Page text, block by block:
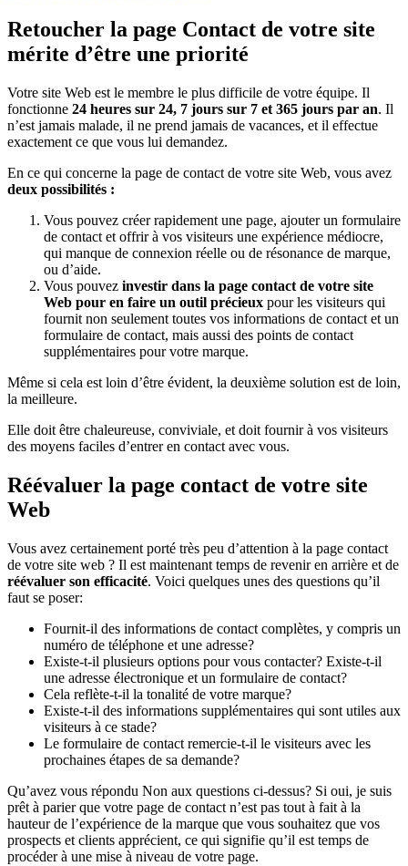
Retoucher la page Contact de votre site
mérite d’être une priorité
Votre site Web est le membre le plus difficile de votre équipe. Il
fonctionne 24 heures sur 24, 7 jours sur 7 et 365 jours par an. Il
n’est jamais malade, il ne prend jamais de vacances, et il effectue
exactement ce que vous lui demandez.
En ce qui concerne la page de contact de votre site Web, vous avez
deux possibilités :
Vous pouvez créer rapidement une page, ajouter un formulaire
de contact et offrir à vos visiteurs une expérience médiocre,
qui manque de connexion réelle ou de résonance de marque,
ou d’aide.
Vous pouvez investir dans la page contact de votre site
Web pour en faire un outil précieux pour les visiteurs qui
fournit non seulement toutes vos informations de contact et un
formulaire de contact, mais aussi des points de contact
supplémentaires pour votre marque.
Même si cela est loin d’être évident, la deuxième solution est de loin,
la meilleure.
Elle doit être chaleureuse, conviviale, et doit fournir à vos visiteurs
des moyens faciles d’entrer en contact avec vous.
Réévaluer la page contact de votre site
Web
Vous avez certainement porté très peu d’attention à la page contact
de votre site web ? Il est maintenant temps de revenir en arrière et de
réévaluer son efficacité. Voici quelques unes des questions qu’il
faut se poser:
Fournit-il des informations de contact complètes, y compris un
numéro de téléphone et une adresse?
Existe-t-il plusieurs options pour vous contacter? Existe-t-il
une adresse électronique et un formulaire de contact?
Cela reflète-t-il la tonalité de votre marque?
Existe-t-il des informations supplémentaires qui sont utiles aux
visiteurs à ce stade?
Le formulaire de contact remercie-t-il le visiteurs avec les
prochaines étapes de sa demande?
Qu’avez vous répondu Non aux questions ci-dessus? Si oui, je suis
prêt à parier que votre page de contact n’est pas tout à fait à la
hauteur de l’expérience de la marque que vous souhaitez que vos
prospects et clients apprécient, ce qui signifie qu’il est temps de
procéder à une mise à niveau de votre page.